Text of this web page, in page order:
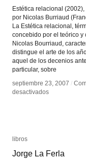
Estética relacional
por Nicolas Burriaud
La Estética relacional,
concebido por el teórico y
Nicolas Bourriaud,
distingue el arte de los
aquel de los decenios
particular, sobre
septiembre 23, 2007 /
desactivadosen
septiembre 23, 2007 /
desactivadosen
libros
Jorge La Ferla
libros
Jorge La Ferla